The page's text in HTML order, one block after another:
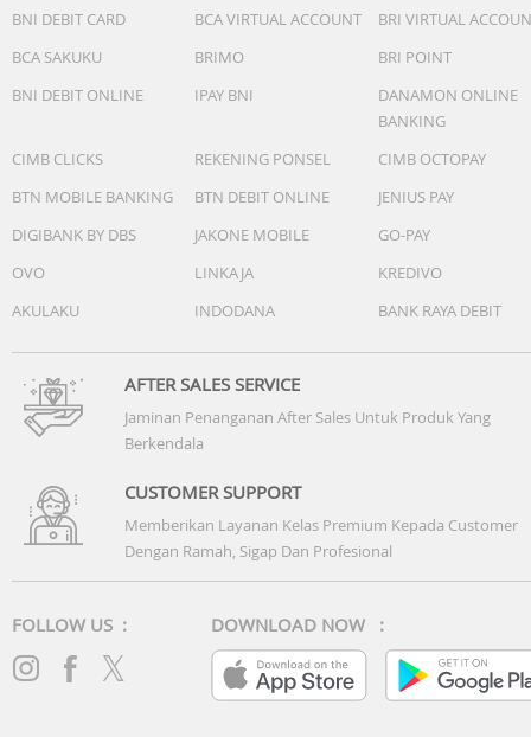
Air dingin kapan saja
sehingga Anda bisa dengan mudah mengambil air dingin
tanpa perlu membuka lemari es.
Teknologi Electrolux menjadikan lemari es lebih hemat
energi dan tidak bising*, sambil terus meningkatkan
performa, daya tahan, dan usia lemari es. Kompresor
Inverter secara otomatis mengatur kecepatan untuk
mendinginkan isi lemari es, sehingga suhu penyimpanan
lebih optimal dan tidak memakan banyak daya**
* Pengujian kebisingan dilakukan oleh laboratorium
Eurofins Thailand.
** Diuji secara internal antara kompresor tunggal
kompresor inverter.
Fitur
- Sistem pendingin
- Kompresor inverter
- Dispenser air
- Pembuat es
- TasteGuard
- QuickFreeze
BNI DEBIT CARD
BCA VIRTUAL ACCOUNT
BRI VIRTUAL
BCA SAKUKU
BRIMO
BRI POINT
BNI DEBIT ONLINE
IPAY BNI
DANAMON ONLINE
BANKING
CIMB CLICKS
REKENING PONSEL
CIMB OCTOPAY
BTN MOBILE BANKING
BTN DEBIT ONLINE
JENIUS PAY
DIGIBANK BY DBS
JAKONE MOBILE
GO-PAY
OVO
LINKAJA
KREDIVO
AKULAKU
INDODANA BANK RAYA DEBIT
AFTER SALES SERVICE
Jaminan Penanganan After Sales Untuk Produk Yang
Berkendala
CUSTOMER SUPPORT
Memberikan Layanan Kelas Premium Kepada Customer
Dengan Ramah, Sigap Dan Profesional
FOLLOW US : DOWNLOAD NOW :